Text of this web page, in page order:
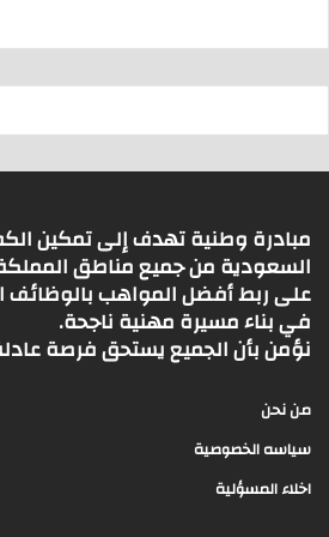
مبادرة وطنية تهدف إلى تمكين
السعودية من جميع مناطق
على ربط أفضل المواهب بالوظائف
في بناء مسيرة مهنية ناجحة.
نؤمن بأن الجميع يستحق فرصة
من نحن
سياسه الخصوصية
اخلاء المسؤلية